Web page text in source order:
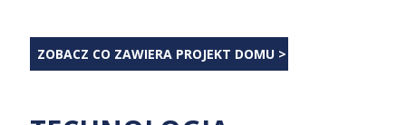
ZOBACZ CO ZAWIERA PROJEKT DOMU >